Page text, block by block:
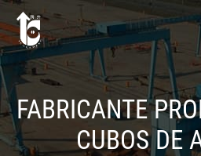
FABRICANTE
CUBOS DE